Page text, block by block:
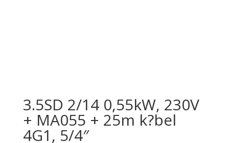
3.5SD 2/14 0,55kW, 230V
+ MA055 + 25m k?bel
4G1, 5/4″